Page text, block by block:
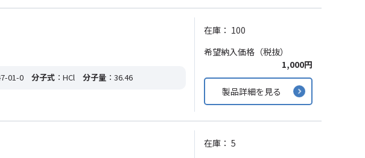
01-0 分子式 ：HCl 分子量 ：36.46
在庫： 100
希望納入価格（税抜）
1,000円
製品詳細を見る
在庫： 5